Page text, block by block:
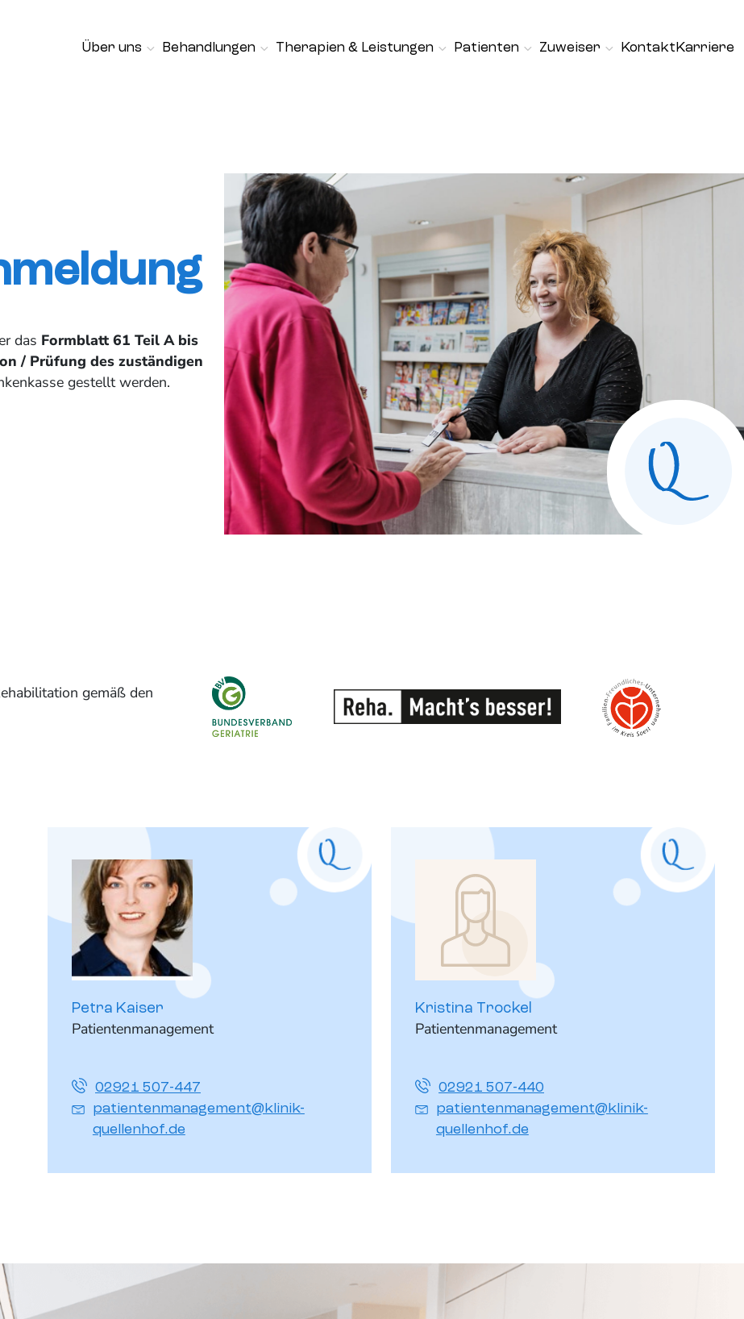
Über uns Behandlungen Therapien & Leistungen Patienten Zuweiser Kontakt Karriere
das Formblatt 61 Teil A bis
/ Prüfung des zuständigen
gestellt werden.
gemäß den
Petra Kaiser
Patientenmanagement
02921 507-447
patientenmanagement@klinik-
quellenhof.de
Kristina Trockel
Patientenmanagement
02921 507-440
patientenmanagement@klinik-
quellenhof.de